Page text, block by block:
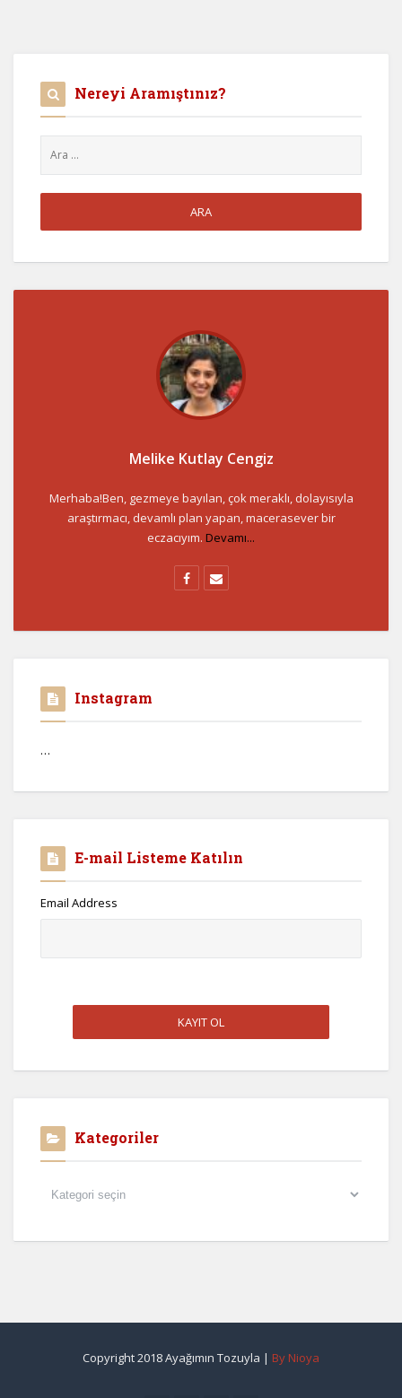
Nereyi Aramıştınız?
Melike Kutlay Cengiz
Merhaba!Ben, gezmeye bayılan, çok meraklı, dolayısıyla
araştırmacı, devamlı plan yapan, macerasever bir
eczacıyım. Devamı...
Instagram
…
E-mail Listeme Katılın
Email Address
Kategoriler
Kategoriler
Copyright 2018 Ayağımın Tozuyla | By Nioya